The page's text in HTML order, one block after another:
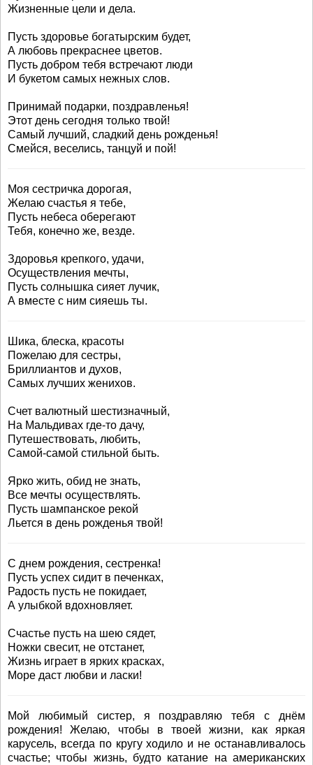
Жизненные цели и дела.
Пусть здоровье богатырским будет,
А любовь прекраснее цветов.
Пусть добром тебя встречают люди
И букетом самых нежных слов.
Принимай подарки, поздравленья!
Этот день сегодня только твой!
Самый лучший, сладкий день рожденья!
Смейся, веселись, танцуй и пой!
Моя сестричка дорогая,
Желаю счастья я тебе,
Пусть небеса оберегают
Тебя, конечно же, везде.
Здоровья крепкого, удачи,
Осуществления мечты,
Пусть солнышка сияет лучик,
А вместе с ним сияешь ты.
Шика, блеска, красоты
Пожелаю для сестры,
Бриллиантов и духов,
Самых лучших женихов.
Счет валютный шестизначный,
На Мальдивах где-то дачу,
Путешествовать, любить,
Самой-самой стильной быть.
Ярко жить, обид не знать,
Все мечты осуществлять.
Пусть шампанское рекой
Льется в день рожденья твой!
С днем рождения, сестренка!
Пусть успех сидит в печенках,
Радость пусть не покидает,
А улыбкой вдохновляет.
Счастье пусть на шею сядет,
Ножки свесит, не отстанет,
Жизнь играет в ярких красках,
Море даст любви и ласки!
Мой любимый систер, я поздравляю тебя с днём
рождения! Желаю, чтобы в твоей жизни, как яркая
карусель, всегда по кругу ходило и не останавливалось
счастье; чтобы жизнь, будто катание на американских